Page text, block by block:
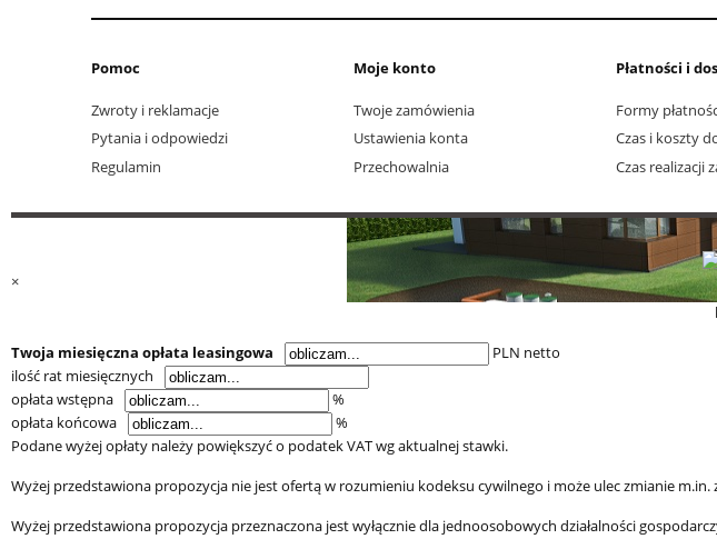
Pomoc
Zwroty i reklamacje
Pytania i odpowiedzi
Regulamin
Moje konto
Twoje zamówienia
Ustawienia konta
Przechowalnia
Płatności i
Formy
Czas i koszty
Czas realizacji
×
Twoja miesięczna opłata leasingowa
PLN netto
ilość rat miesięcznych
opłata wstępna
%
opłata końcowa
%
Podane wyżej opłaty należy powiększyć o podatek VAT wg aktualnej stawki.
Wyżej przedstawiona propozycja nie jest ofertą w rozumieniu kodeksu cywilnego i może ulec zmianie
Wyżej przedstawiona propozycja przeznaczona jest wyłącznie dla jednoosobowych działalności